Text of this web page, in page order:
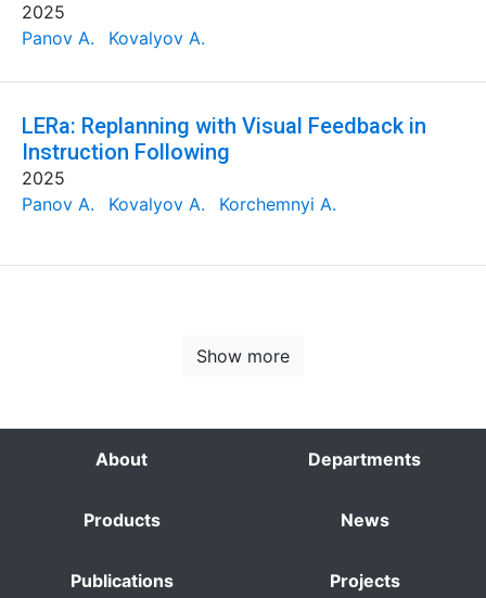
2025
Panov A.
Kovalyov A.
LERa: Replanning with Visual Feedback in
Instruction Following
2025
Panov A.
Kovalyov A. Korchemnyi A.
Show more
About Departments
Products News
Publications Projects